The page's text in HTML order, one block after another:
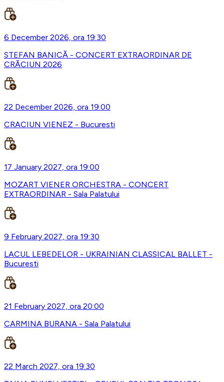
6 December 2026, ora 19:30
STEFAN BANICĂ - CONCERT EXTRAORDINAR DE
CRĂCIUN 2026
22 December 2026, ora 19:00
CRACIUN VIENEZ - Bucuresti
17 January 2027, ora 19:00
MOZART VIENER ORCHESTRA - CONCERT
EXTRAORDINAR - Sala Palatului
9 February 2027, ora 19:30
LACUL LEBEDELOR - UKRAINIAN CLASSICAL BALLET -
Bucuresti
21 February 2027, ora 20:00
CARMINA BURANA - Sala Palatului
22 March 2027, ora 19:30